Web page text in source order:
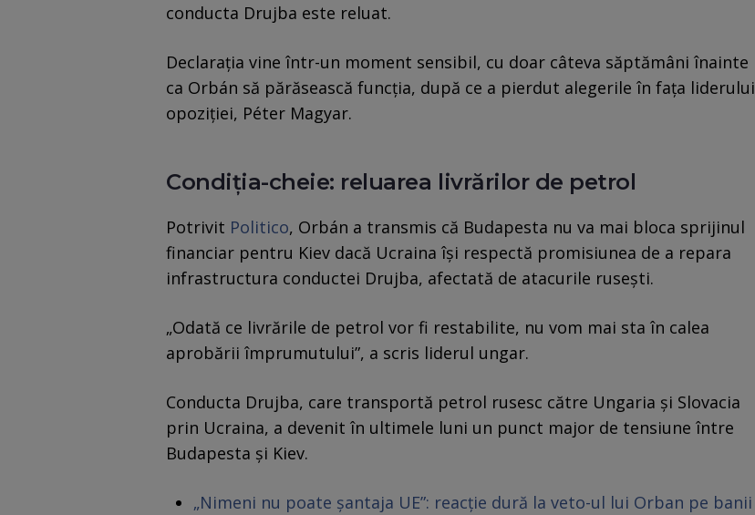
conducta Drujba este reluat.
Declarația vine într-un moment sensibil, cu doar câteva săptămâni înainte
ca Orbán să părăsească funcția, după ce a pierdut alegerile în fața liderului
opoziției, Péter Magyar.
Condiția-cheie: reluarea livrărilor de petrol
Potrivit Politico, Orbán a transmis că Budapesta nu va mai bloca sprijinul
financiar pentru Kiev dacă Ucraina își respectă promisiunea de a repara
infrastructura conductei Drujba, afectată de atacurile rusești.
„Odată ce livrările de petrol vor fi restabilite, nu vom mai sta în calea
aprobării împrumutului”, a scris liderul ungar.
Conducta Drujba, care transportă petrol rusesc către Ungaria și Slovacia
prin Ucraina, a devenit în ultimele luni un punct major de tensiune între
Budapesta și Kiev.
„Nimeni nu poate șantaja UE”: reacție dură la veto-ul lui Orban pe banii